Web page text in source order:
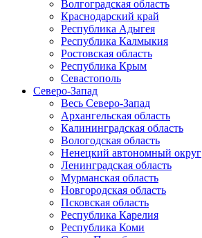
Волгоградская область
Краснодарский край
Республика Адыгея
Республика Калмыкия
Ростовская область
Республика Крым
Севастополь
Северо-Запад
Весь Северо-Запад
Архангельская область
Калининградская область
Вологодская область
Ненецкий автономный округ
Ленинградская область
Мурманская область
Новгородская область
Псковская область
Республика Карелия
Республика Коми